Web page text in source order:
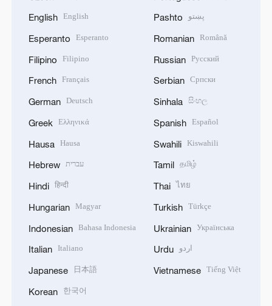
English English
Esperanto Esperanto
Filipino Filipino
French Français
German Deutsch
Greek Ελληνικά
Hausa Hausa
Hebrew עברית
Hindi हिन्दी
Hungarian Magyar
Indonesian Bahasa Indonesia
Italian Italiano
Japanese 日本語
Korean 한국어
Pashto پښتو
Romanian Română
Russian Русский
Serbian Српски
Sinhala සිංහල
Spanish Español
Swahili Kiswahili
Tamil தமிழ்
Thai ไทย
Turkish Türkçe
Ukrainian Українська
Urdu اردو
Vietnamese Tiếng Việt